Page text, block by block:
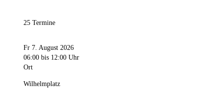
25 Termine
Fr 7. August 2026
06:00 bis 12:00 Uhr
Ort
Wilhelmplatz